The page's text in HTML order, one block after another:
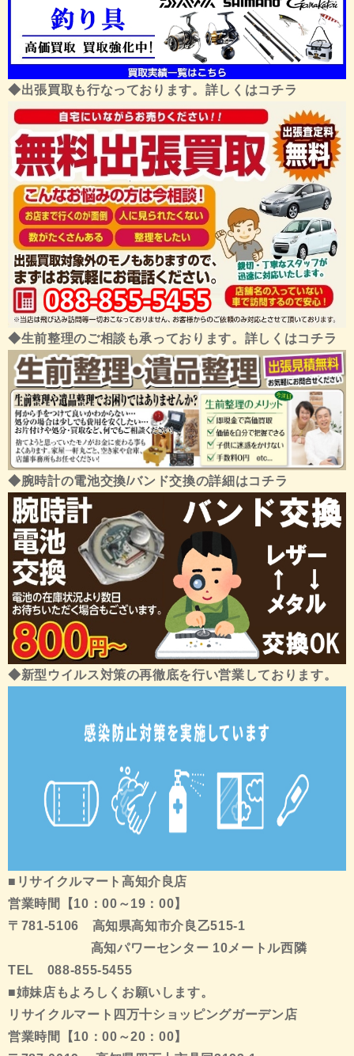
◆出張買取も行なっております。詳しくはコチラ
◆生前整理のご相談も承っております。詳しくはコチラ
◆腕時計の電池交換/バンド交換の詳細はコチラ
◆新型ウイルス対策の再徹底を行い営業しております。
■リサイクルマート高知介良店
営業時間【10：00～19：00】
〒781-5106 高知県高知市介良乙515-1
高知パワーセンター 10メートル西隣
TEL 088-855-5455
■姉妹店もよろしくお願いします。
リサイクルマート四万十ショッピングガーデン店
営業時間【10：00～20：00】